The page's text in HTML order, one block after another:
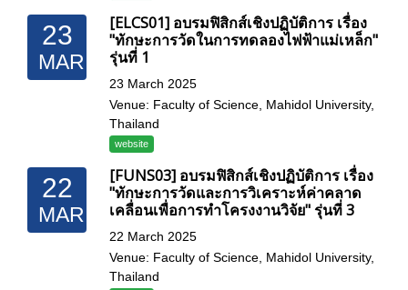
23
MAR
[ELCS01] อบรมฟิสิกส์เชิงปฏิบัติการ เรื่อง
"ทักษะการวัดในการทดลองไฟฟ้าแม่เหล็ก"
รุ่นที่ 1
23 March 2025
Venue: Faculty of Science, Mahidol University,
Thailand
website
22
MAR
[FUNS03] อบรมฟิสิกส์เชิงปฏิบัติการ เรื่อง
"ทักษะการวัดและการวิเคราะห์ค่าคลาด
เคลื่อนเพื่อการทำโครงงานวิจัย" รุ่นที่ 3
22 March 2025
Venue: Faculty of Science, Mahidol University,
Thailand